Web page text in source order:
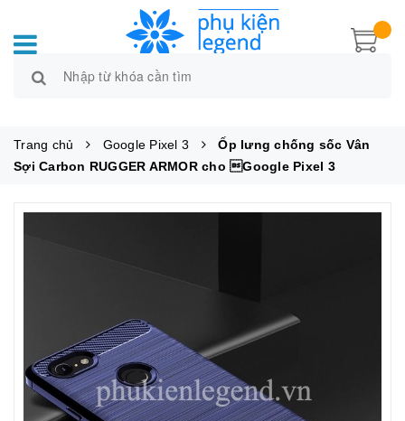
Trang chủ Google Pixel 3
Ốp lưng chống sốc Vân
Sợi Carbon RUGGER ARMOR cho Google Pixel 3